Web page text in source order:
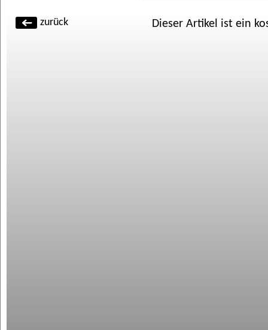
zurück Dieser Artikel ist ein